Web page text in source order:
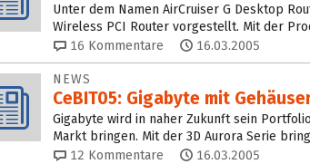
Unter dem Namen AirCruiser G Desktop
Wireless PCI Router vorgestellt. Mit der
16 Kommentare 16.03.2005
NEWS
CeBIT05: Gigabyte mit
Gigabyte wird in naher Zukunft sein
Markt bringen. Mit der 3D Aurora Serie
12 Kommentare 16.03.2005